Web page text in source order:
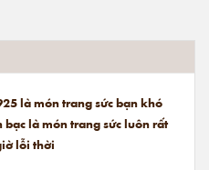
là món trang sức bạn khó
là món trang sức luôn rất
lỗi thời